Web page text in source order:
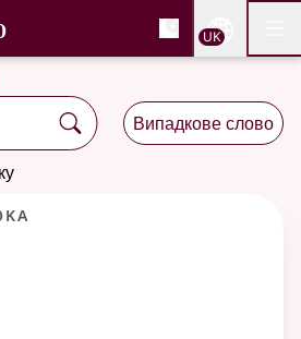
вмісту
, Cловник букмола та
нюношка
UK
Випадкове слово